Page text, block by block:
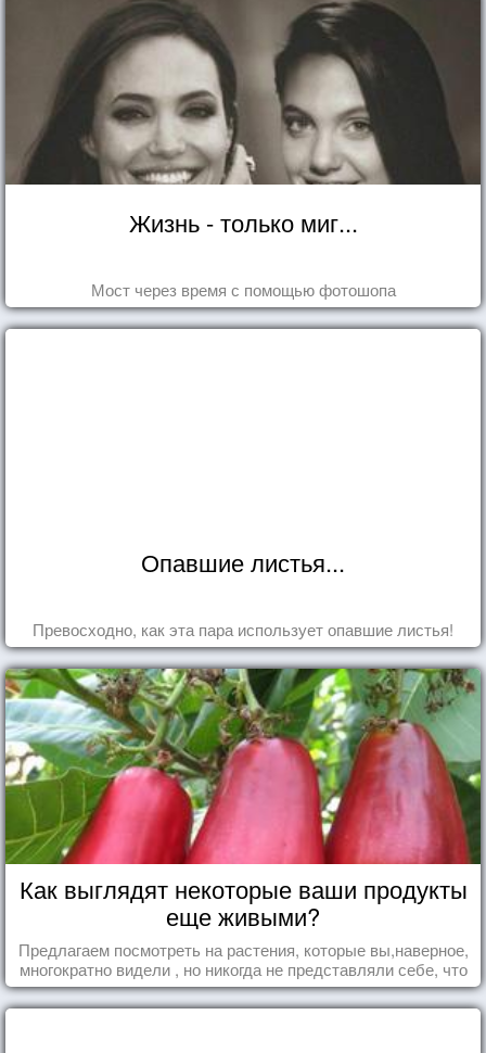
Жизнь - только миг...
Мост через время с помощью фотошопа
Опавшие листья...
Превосходно, как эта пара использует опавшие листья!
Как выглядят некоторые ваши продукты
еще живыми?
Предлагаем посмотреть на растения, которые вы,наверное,
многократно видели , но никогда не представляли себе, что
употребляете их в пищу.